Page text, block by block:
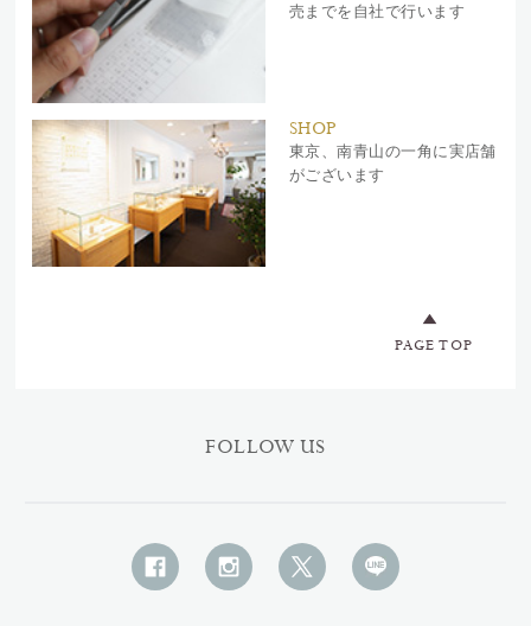
売までを自社で行います
SHOP
東京、南青山の一角に実店舗
がございます
PAGE TOP
FOLLOW US